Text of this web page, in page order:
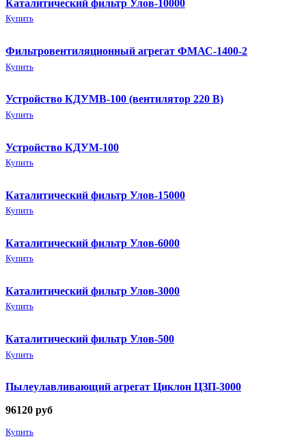
Каталитический фильтр Улов-10000
Купить
Фильтровентиляционный агрегат ФМАС-1400-2
Купить
Устройство КДУМВ-100 (вентилятор 220 В)
Купить
Устройство КДУМ-100
Купить
Каталитический фильтр Улов-15000
Купить
Каталитический фильтр Улов-6000
Купить
Каталитический фильтр Улов-3000
Купить
Каталитический фильтр Улов-500
Купить
Пылеулавливающий агрегат Циклон ЦЗП-3000
96120 руб
Купить